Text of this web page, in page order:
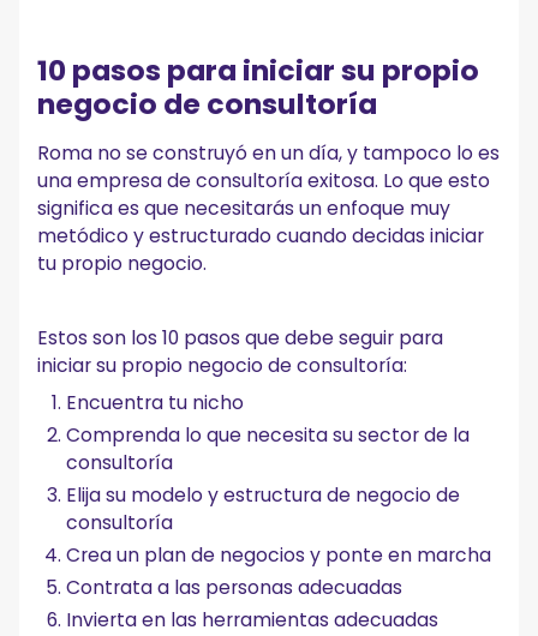
10 pasos para iniciar su propio
negocio de consultoría
Roma no se construyó en un día, y tampoco lo es
una empresa de consultoría exitosa. Lo que esto
significa es que necesitarás un enfoque muy
metódico y estructurado cuando decidas iniciar
tu propio negocio.
Estos son los 10 pasos que debe seguir para
iniciar su propio negocio de consultoría:
Encuentra tu nicho
Comprenda lo que necesita su sector de la
consultoría
Elija su modelo y estructura de negocio de
consultoría
Crea un plan de negocios y ponte en marcha
Contrata a las personas adecuadas
Invierta en las herramientas adecuadas